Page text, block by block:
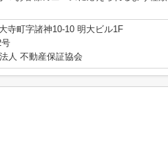
寺町字諸神10-10 明大ビル1F
人 不動産保証協会